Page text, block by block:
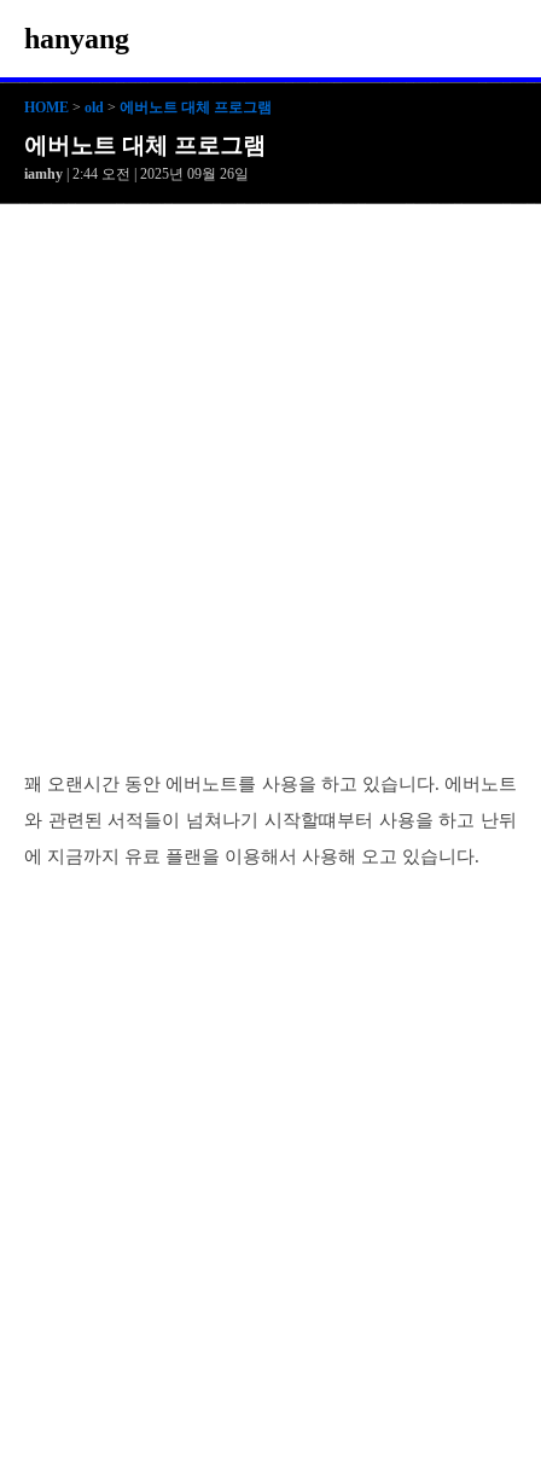
hanyang
HOME > old > 에버노트 대체 프로그램
에버노트 대체 프로그램
iamhy | 2:44 오전 | 2025년 09월 26일
꽤 오랜시간 동안 에버노트를 사용을 하고 있습니다. 에버노트
와 관련된 서적들이 넘쳐나기 시작할떄부터 사용을 하고 난뒤
에 지금까지 유료 플랜을 이용해서 사용해 오고 있습니다.